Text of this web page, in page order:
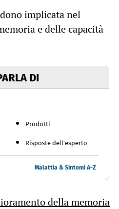
implicata nel
e delle capacità
DI
Prodotti
Risposte dell'esperto
Malattia & Sintomi A-Z
della memoria